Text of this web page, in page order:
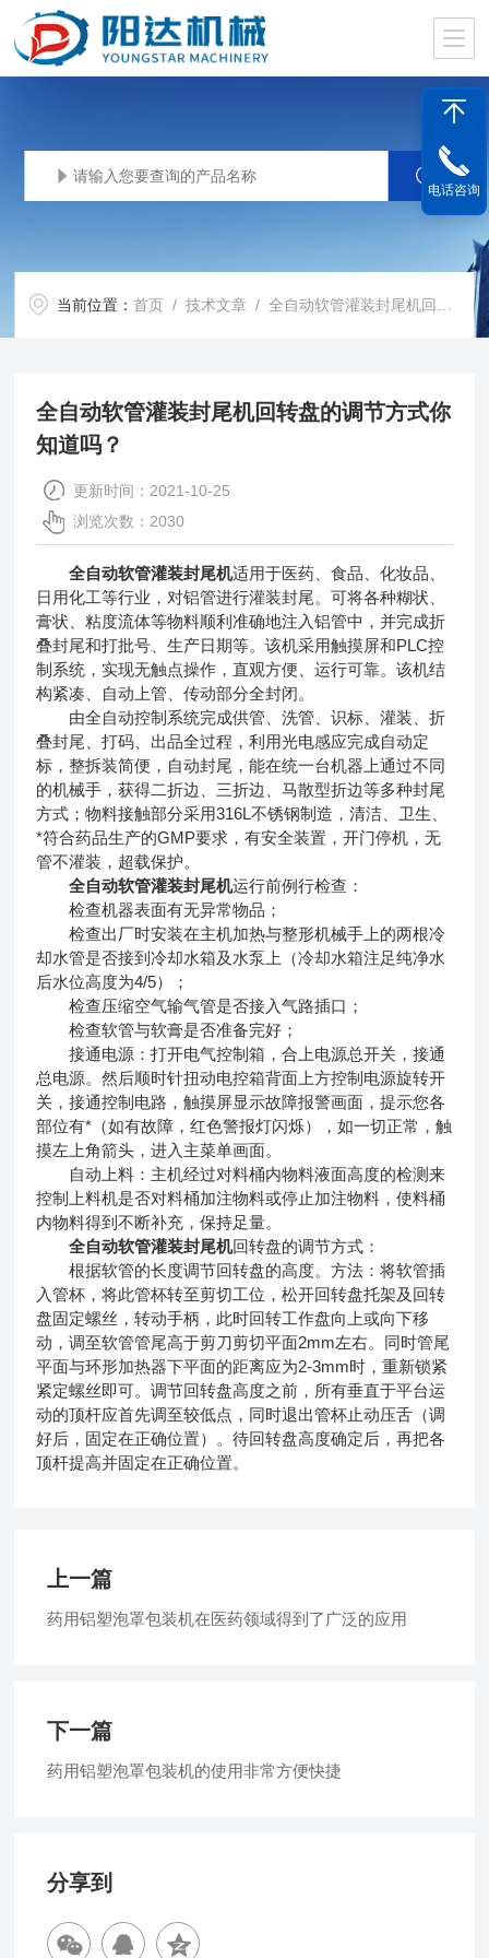
当前位置：首页 /技术文章 / 全自动软管灌装封尾机回转盘的调节方式你知道吗？
全自动软管灌装封尾机回转盘的调节方式你
知道吗？
更新时间：2021-10-25
浏览次数：2030
全自动软管灌装封尾机适用于医药、食品、化妆品、
日用化工等行业，对铝管进行灌装封尾。可将各种糊状、
膏状、粘度流体等物料顺利准确地注入铝管中，并完成折
叠封尾和打批号、生产日期等。该机采用触摸屏和PLC控
制系统，实现无触点操作，直观方便、运行可靠。该机结
构紧凑、自动上管、传动部分全封闭。
由全自动控制系统完成供管、洗管、识标、灌装、折
叠封尾、打码、出品全过程，利用光电感应完成自动定
标，整拆装简便，自动封尾，能在统一台机器上通过不同
的机械手，获得二折边、三折边、马散型折边等多种封尾
方式；物料接触部分采用316L不锈钢制造，清洁、卫生、
*符合药品生产的GMP要求，有安全装置，开门停机，无
管不灌装，超载保护。
全自动软管灌装封尾机运行前例行检查：
检查机器表面有无异常物品；
检查出厂时安装在主机加热与整形机械手上的两根冷
却水管是否接到冷却水箱及水泵上（冷却水箱注足纯净水
后水位高度为4/5）；
检查压缩空气输气管是否接入气路插口；
检查软管与软膏是否准备完好；
接通电源：打开电气控制箱，合上电源总开关，接通
总电源。然后顺时针扭动电控箱背面上方控制电源旋转开
关，接通控制电路，触摸屏显示故障报警画面，提示您各
部位有*（如有故障，红色警报灯闪烁），如一切正常，触
摸左上角箭头，进入主菜单画面。
自动上料：主机经过对料桶内物料液面高度的检测来
控制上料机是否对料桶加注物料或停止加注物料，使料桶
内物料得到不断补充，保持足量。
全自动软管灌装封尾机回转盘的调节方式：
根据软管的长度调节回转盘的高度。方法：将软管插
入管杯，将此管杯转至剪切工位，松开回转盘托架及回转
盘固定螺丝，转动手柄，此时回转工作盘向上或向下移
动，调至软管管尾高于剪刀剪切平面2mm左右。同时管尾
平面与环形加热器下平面的距离应为2-3mm时，重新锁紧
紧定螺丝即可。调节回转盘高度之前，所有垂直于平台运
动的顶杆应首先调至较低点，同时退出管杯止动压舌（调
好后，固定在正确位置）。待回转盘高度确定后，再把各
顶杆提高并固定在正确位置。
上一篇
药用铝塑泡罩包装机在医药领域得到了广泛的应用
下一篇
药用铝塑泡罩包装机的使用非常方便快捷
分享到
电话咨询